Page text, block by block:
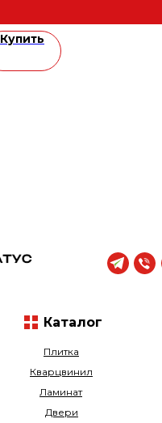
Купить
Плитка
Кварцвинил
Ламинат
Двери
Каталог